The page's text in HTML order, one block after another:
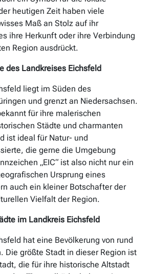
heutigen Zeit haben viele
Maß an Stolz auf ihr
ihre Herkunft oder ihre Verbindung
Region ausdrückt.
des Landkreises Eichsfeld
liegt im Süden des
und grenzt an Niedersachsen.
für ihre malerischen
Städte und charmanten
ist ideal für Natur- und
die gerne die Umgebung
„EIC“ ist also nicht nur ein
Ursprung eines
auch ein kleiner Botschafter der
Vielfalt der Region.
im Landkreis Eichsfeld
hat eine Bevölkerung von rund
Die größte Stadt in dieser Region ist
die für ihre historische Altstadt